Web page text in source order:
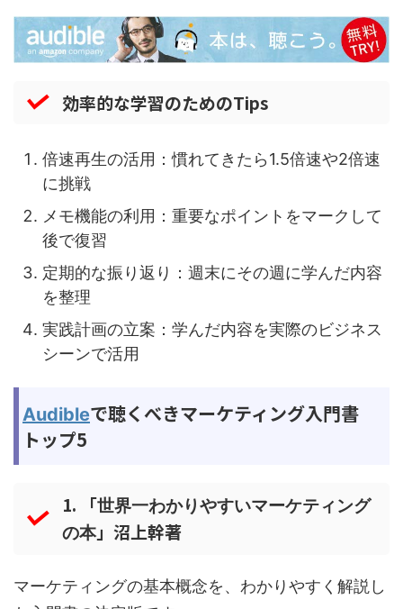
効率的な学習のためのTips
倍速再生の活用：慣れてきたら1.5倍速や2倍速
に挑戦
メモ機能の利用：重要なポイントをマークして
後で復習
定期的な振り返り：週末にその週に学んだ内容
を整理
実践計画の立案：学んだ内容を実際のビジネス
シーンで活用
Audibleで聴くべきマーケティング入門書
トップ5
1. 「世界一わかりやすいマーケティング
の本」沼上幹著
マーケティングの基本概念を、わかりやすく解説し